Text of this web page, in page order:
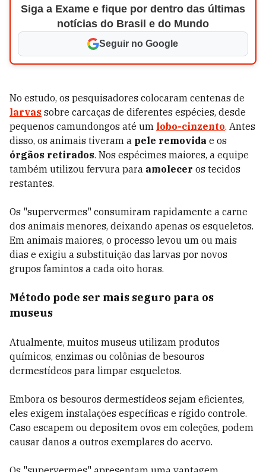
Siga a Exame e fique por dentro das últimas
notícias do Brasil e do Mundo
Seguir no Google
No estudo, os pesquisadores colocaram centenas de
larvas sobre carcaças de diferentes espécies, desde
pequenos camundongos até um lobo-cinzento. Antes
disso, os animais tiveram a pele removida e os
órgãos retirados. Nos espécimes maiores, a equipe
também utilizou fervura para amolecer os tecidos
restantes.
Os "supervermes" consumiram rapidamente a carne
dos animais menores, deixando apenas os esqueletos.
Em animais maiores, o processo levou um ou mais
dias e exigiu a substituição das larvas por novos
grupos famintos a cada oito horas.
Método pode ser mais seguro para os
museus
Atualmente, muitos museus utilizam produtos
químicos, enzimas ou colônias de besouros
dermestídeos para limpar esqueletos.
Embora os besouros dermestídeos sejam eficientes,
eles exigem instalações específicas e rígido controle.
Caso escapem ou depositem ovos em coleções, podem
causar danos a outros exemplares do acervo.